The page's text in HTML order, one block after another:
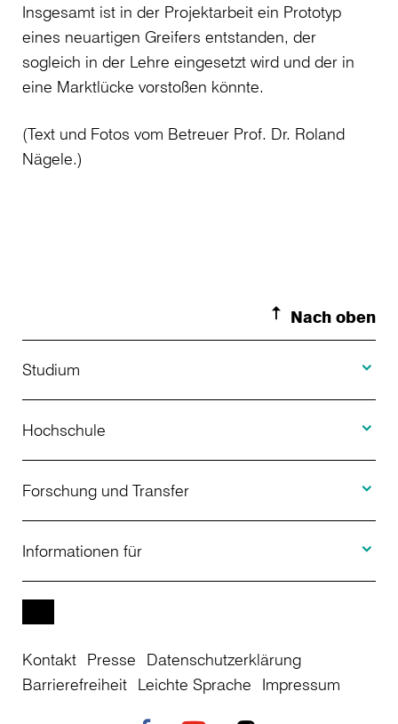
Insgesamt ist in der Projektarbeit ein Prototyp
eines neuartigen Greifers entstanden, der
sogleich in der Lehre eingesetzt wird und der in
eine Marktlücke vorstoßen könnte.
(Text und Fotos vom Betreuer Prof. Dr. Roland
Nägele.)
Nach oben
Studium
Studienangebot
Bewerbung
Studienberatung
Weiterbildung
Studienkolleg
Hochschule
Über uns
Aktuelles
Einrichtungen
Forschung und Transfer
Projekte
Informationen für
Studierende
Kontakt Presse
Datenschutzerklärung
Barrierefreiheit Leichte Sprache Impressum